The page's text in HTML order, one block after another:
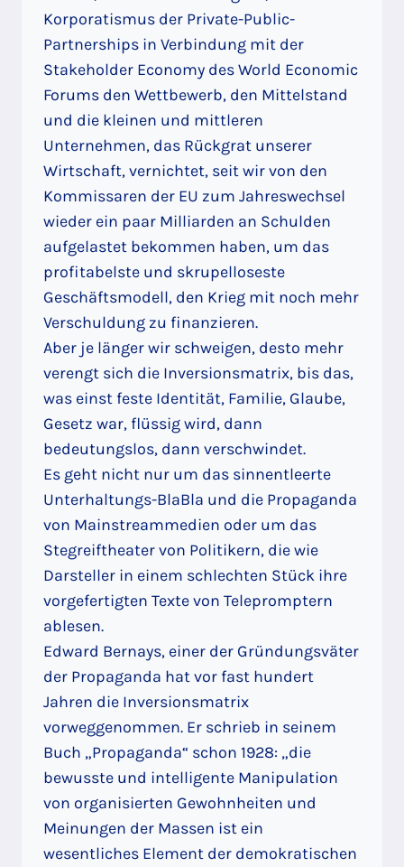
Korporatismus der Private-Public-
Partnerships in Verbindung mit der
Stakeholder Economy des World Economic
Forums den Wettbewerb, den Mittelstand
und die kleinen und mittleren
Unternehmen, das Rückgrat unserer
Wirtschaft, vernichtet, seit wir von den
Kommissaren der EU zum Jahreswechsel
wieder ein paar Milliarden an Schulden
aufgelastet bekommen haben, um das
profitabelste und skrupelloseste
Geschäftsmodell, den Krieg mit noch mehr
Verschuldung zu finanzieren.
Aber je länger wir schweigen, desto mehr
verengt sich die Inversionsmatrix, bis das,
was einst feste Identität, Familie, Glaube,
Gesetz war, flüssig wird, dann
bedeutungslos, dann verschwindet.
Es geht nicht nur um das sinnentleerte
Unterhaltungs-BlaBla und die Propaganda
von Mainstreammedien oder um das
Stegreiftheater von Politikern, die wie
Darsteller in einem schlechten Stück ihre
vorgefertigten Texte von Telepromptern
ablesen.
Edward Bernays, einer der Gründungsväter
der Propaganda hat vor fast hundert
Jahren die Inversionsmatrix
vorweggenommen. Er schrieb in seinem
Buch „Propaganda“ schon 1928: „die
bewusste und intelligente Manipulation
von organisierten Gewohnheiten und
Meinungen der Massen ist ein
wesentliches Element der demokratischen